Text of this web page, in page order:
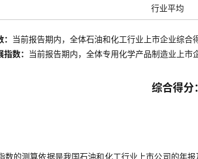
行业平均
当前报告期内，全体石油和化工行业上市企业综合
数： 当前报告期内，全体专用化学产品制造业 上市
综合得分
数的测算依据是我国石油和化工行业上市公司的年